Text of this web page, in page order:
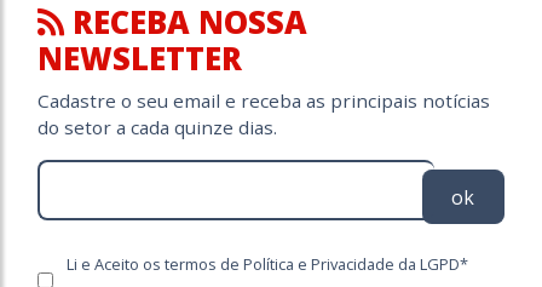
RECEBA NOSSA
NEWSLETTER
Cadastre o seu email e receba as principais notícias
do setor a cada quinze dias.
ok
Li e Aceito os termos de Política e Privacidade da LGPD*